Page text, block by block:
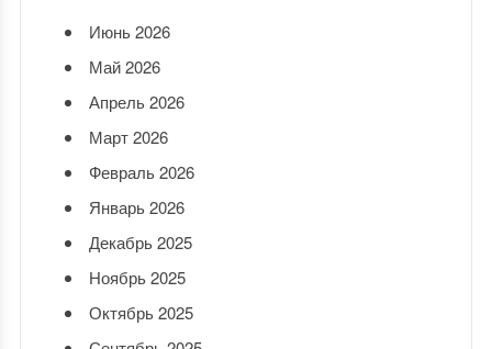
Июнь 2026
Май 2026
Апрель 2026
Март 2026
Февраль 2026
Январь 2026
Декабрь 2025
Ноябрь 2025
Октябрь 2025